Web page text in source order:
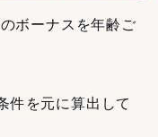
ボーナスを年齢ご
件を元に算出して